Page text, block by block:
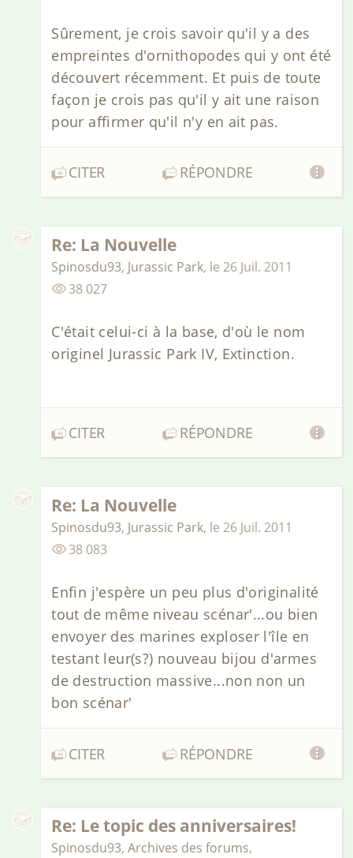
Sûrement, je crois savoir qu'il y a des
empreintes d'ornithopodes qui y ont été
découvert récemment. Et puis de toute
façon je crois pas qu'il y ait une raison
pour affirmer qu'il n'y en ait pas.
CITER RÉPONDRE
Re: La Nouvelle
Spinosdu93, Jurassic Park, le26 Juil. 2011
38 027
C'était celui-ci à la base, d'où le nom
originel Jurassic Park IV, Extinction.
CITER RÉPONDRE
Re: La Nouvelle
Spinosdu93, Jurassic Park, le26 Juil. 2011
38 083
Enfin j'espère un peu plus d'originalité
tout de même niveau scénar'...ou bien
envoyer des marines exploser l'île en
testant leur(s?) nouveau bijou d'armes
de destruction massive...non non un
bon scénar'
CITER RÉPONDRE
Re: Le topic des anniversaires!
Spinosdu93, Archives des forums,